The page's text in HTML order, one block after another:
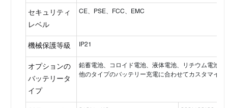
セキュリティ
レベル
CE、PSE、FCC、EMC
機械保護等級 IP21
オプションの
バッテリータ
イプ
鉛蓄電池、コロイド電池、液体電池、リチウム電池（
他のタイプのバッテリー充電に合わせてカスタマイズ